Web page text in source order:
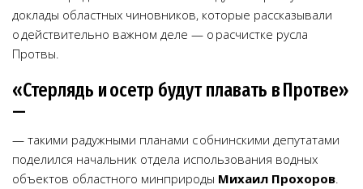
доклады областных чиновников, которые рассказывали
о действительно важном деле — о расчистке русла
Протвы.
«Стерлядь и осетр будут плавать в Протве»
—
— такими радужными планами с обнинскими депутатами
поделился начальник отдела использования водных
объектов областного минприроды Михаил Прохоров.